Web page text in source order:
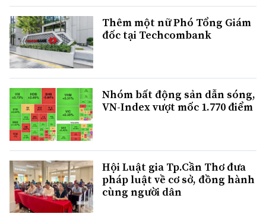
Thêm một nữ Phó Tổng Giám
đốc tại Techcombank
Nhóm bất động sản dẫn sóng,
VN-Index vượt mốc 1.770 điểm
Hội Luật gia Tp.Cần Thơ đưa
pháp luật về cơ sở, đồng hành
cùng người dân